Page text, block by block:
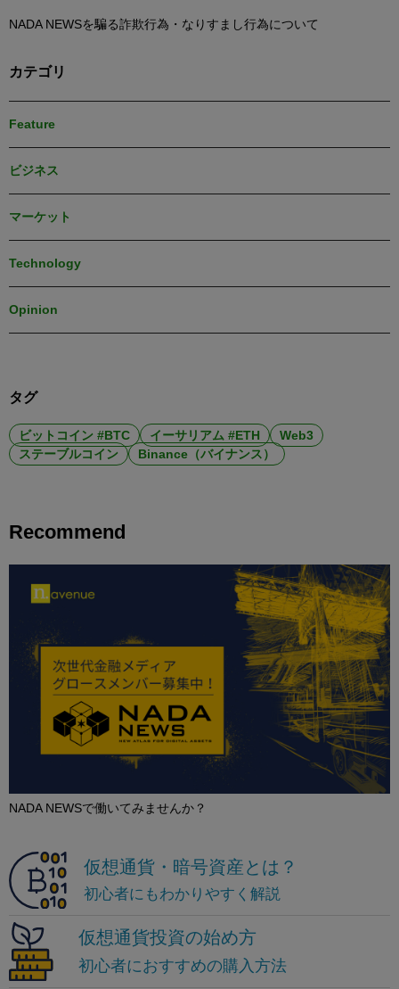
NADA NEWSを騙る詐欺行為・なりすまし行為について
カテゴリ
Feature
ビジネス
マーケット
Technology
Opinion
タグ
ビットコイン #BTC イーサリアム #ETH
Web3
ステーブルコイン
Binance（バイナンス）
Recommend
NADA NEWSで働いてみませんか？